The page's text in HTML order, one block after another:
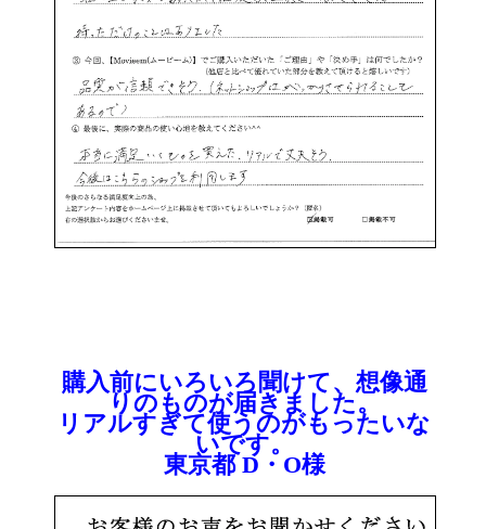
購入前にいろいろ聞けて、想像通
りのものが届きました。
リアルすぎて使うのがもったいな
いです。
東京都 D・O様